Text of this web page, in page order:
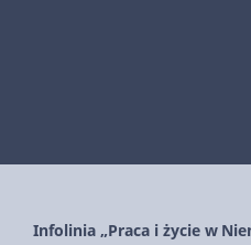
Infolinia „Praca i życie w